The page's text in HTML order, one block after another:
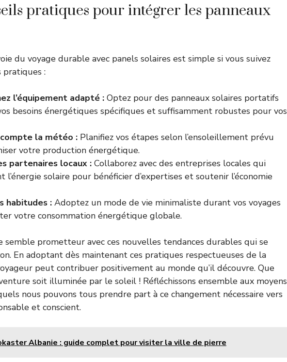
pratiques pour intégrer les panneaux
du voyage durable avec panels solaires est simple si vous suivez
pratiques :
l’équipement adapté : Optez pour des panneaux solaires portatifs
besoins énergétiques spécifiques et suffisamment robustes pour vos
la météo : Planifiez vos étapes selon l’ensoleillement prévu
votre production énergétique.
partenaires locaux : Collaborez avec des entreprises locales qui
l’énergie solaire pour bénéficier d’expertises et soutenir l’économie
habitudes : Adoptez un mode de vie minimaliste durant vos voyages
votre consommation énergétique globale.
semble prometteur avec ces nouvelles tendances durables qui se
En adoptant dès maintenant ces pratiques respectueuses de la
peut contribuer positivement au monde qu’il découvre. Que
soit illuminée par le soleil ! Réfléchissons ensemble aux moyens
nous pouvons tous prendre part à ce changement nécessaire vers
et conscient.
Albanie : guide complet pour visiter la ville de pierre